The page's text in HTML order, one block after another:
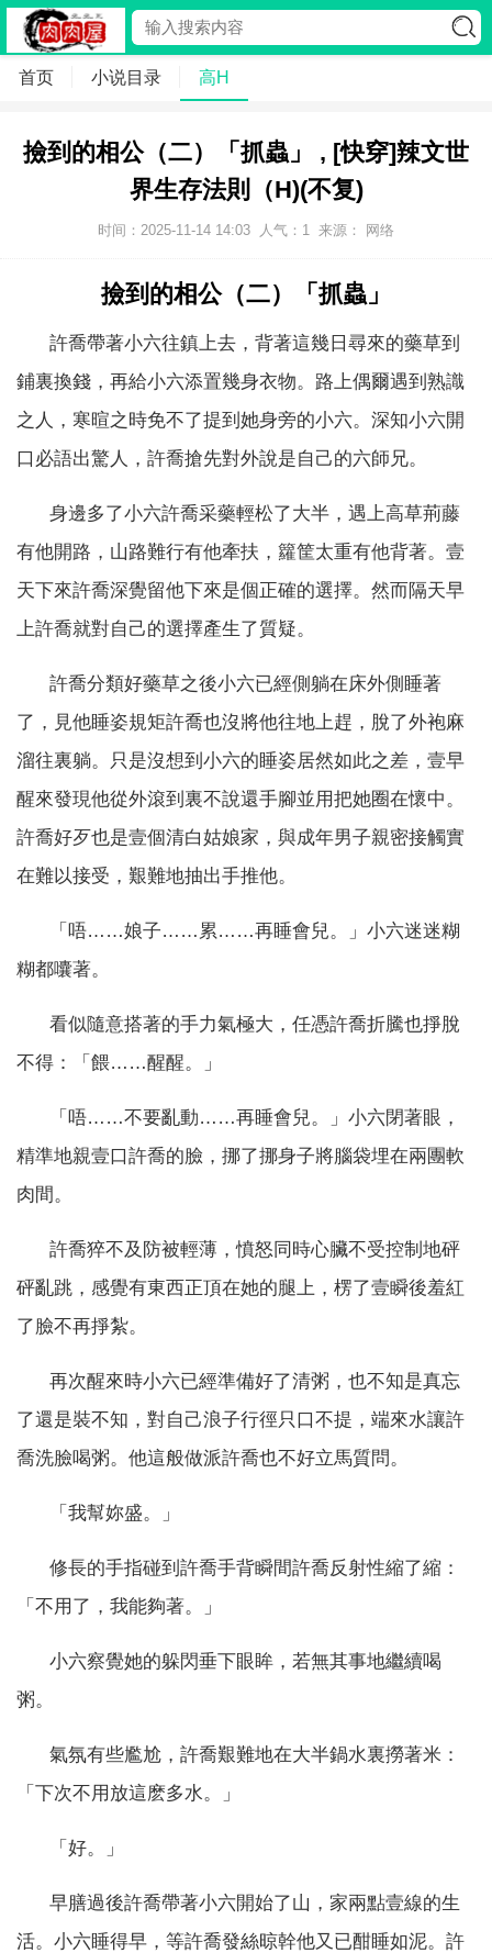
首页 小说目录 高H
撿到的相公（二）「抓蟲」 , [快穿]辣文世
界生存法則（H)(不复)
时间：2025-11-14 14:03 人气： 1 来源： 网络
撿到的相公（二）「抓蟲」
許喬帶著小六往鎮上去，背著這幾日尋來的藥草到
鋪裏換錢，再給小六添置幾身衣物。路上偶爾遇到熟識
之人，寒暄之時免不了提到她身旁的小六。深知小六開
口必語出驚人，許喬搶先對外說是自己的六師兄。
身邊多了小六許喬采藥輕松了大半，遇上高草荊藤
有他開路，山路難行有他牽扶，籮筐太重有他背著。壹
天下來許喬深覺留他下來是個正確的選擇。然而隔天早
上許喬就對自己的選擇產生了質疑。
許喬分類好藥草之後小六已經側躺在床外側睡著
了，見他睡姿規矩許喬也沒將他往地上趕，脫了外袍麻
溜往裏躺。只是沒想到小六的睡姿居然如此之差，壹早
醒來發現他從外滾到裏不說還手腳並用把她圈在懷中。
許喬好歹也是壹個清白姑娘家，與成年男子親密接觸實
在難以接受，艱難地抽出手推他。
「唔……娘子……累……再睡會兒。」小六迷迷糊
糊都囔著。
看似隨意搭著的手力氣極大，任憑許喬折騰也掙脫
不得：「餵……醒醒。」
「唔……不要亂動……再睡會兒。」小六閉著眼，
精準地親壹口許喬的臉，挪了挪身子將腦袋埋在兩團軟
肉間。
許喬猝不及防被輕薄，憤怒同時心臟不受控制地砰
砰亂跳，感覺有東西正頂在她的腿上，楞了壹瞬後羞紅
了臉不再掙紮。
再次醒來時小六已經準備好了清粥，也不知是真忘
了還是裝不知，對自己浪子行徑只口不提，端來水讓許
喬洗臉喝粥。他這般做派許喬也不好立馬質問。
「我幫妳盛。」
修長的手指碰到許喬手背瞬間許喬反射性縮了縮：
「不用了，我能夠著。」
小六察覺她的躲閃垂下眼眸，若無其事地繼續喝
粥。
氣氛有些尷尬，許喬艱難地在大半鍋水裏撈著米：
「下次不用放這麽多水。」
「好。」
早膳過後許喬帶著小六開始了山，家兩點壹線的生
活。小六睡得早，等許喬發絲晾幹他又已酣睡如泥。許